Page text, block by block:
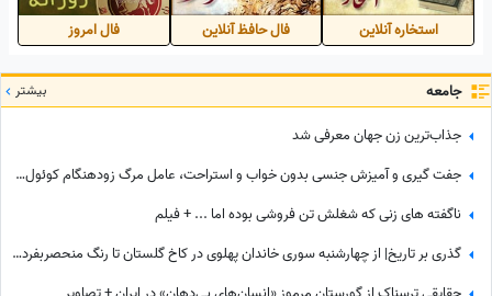
استخاره آنلاین فال حافظ آنلاین فال امروز
جامعه بیشتر
جذاب‌ترین زن جهان معرفی شد
جفت گیری و آمیزش جنسی بدون خواب و استراحت، عامل مرگ زودهنگام کوئول‌ها! +عکس
ناگفته های زنی که شغلش تن فروشی بوده اما ... + فیلم
گذری بر تاریخ| از چهارشنبه سوری خاندان پهلوی در کاخ گلستان تا رنگ منحصربفرد شورولت کوروت 1979 در محله در گیشا، 60 سال پیش